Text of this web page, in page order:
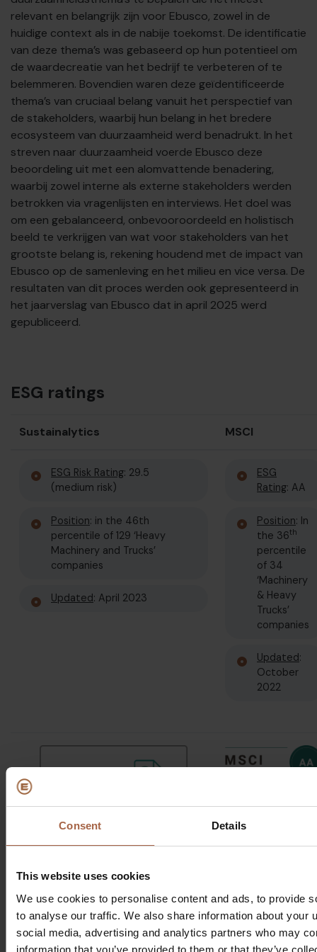
Consent Details
This website uses cookies
We use cookies to personalise content and ads, to provide
to analyse our traffic. We also share information about your
social media, advertising and analytics partners who may
information that you’ve provided to them or that they’ve
relevant en belangrijk zijn voor Ebusco, zowel in de
huidige context als in de nabije toekomst. De identificatie
van deze thema’s was gebaseerd op hun potentieel om
de waardecreatie van het bedrijf te verbeteren of te
belemmeren. Bovendien waren deze geïdentificeerde
thema’s van cruciaal belang vanuit het perspectief van
de stakeholders, waarbij hun belang in het bredere
ecosysteem van duurzaamheid werd benadrukt. In het
streven naar duurzaamheid voerde Ebusco deze
beoordeling uit met een alomvattende benadering,
waarbij zowel interne als externe stakeholders werden
betrokken via vragenlijsten en interviews. Het doel was
om een gebalanceerd, onbevooroordeeld en holistisch
beeld te verkrijgen van wat voor stakeholders van het
grootste belang is, rekening houdend met de impact van
Ebusco op de samenleving en het milieu en vice versa. De
resultaten van dit proces werden ook gepresenteerd in
het jaarverslag van Ebusco dat in april 2025 werd
gepubliceerd.
ESG ratings
Sustainalytics MSCI
ESG Risk Rating: 29.5
(medium risk)
Position: in the 46th
percentile of 129 ‘Heavy
Machinery and Trucks’
companies
Updated: April 2023
ESG
Rating: AA
Position: In
the 36th
percentile
of 34
‘Machinery
& Heavy
Trucks’
companies
Updated:
October
2022
https://www.sustainalytics.com/esg-
rating/vicinity-centres/ebusco-
holding-nv/2009064807
(betalende)
investeerders.
Opmerking:De ESG-ratings die worden gepresenteerd,